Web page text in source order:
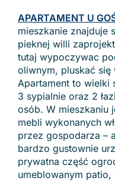
APARTAMENT U
mieszkanie znajduje
pieknej willi
tutaj wypoczywac
oliwnym, pluskać się
Apartament to wielki
3 sypialnie oraz 2
osób. W mieszkaniu
mebli wykonanych
przez gospodarza –
bardzo gustownie
prywatna część
umeblowanym